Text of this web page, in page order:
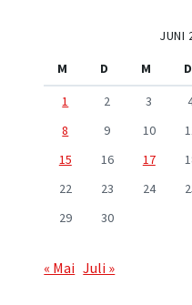
JUNI
M
D M D
1
2 3
8
9 10
15
16 17
22
23 24
29
30
« Mai Juli »